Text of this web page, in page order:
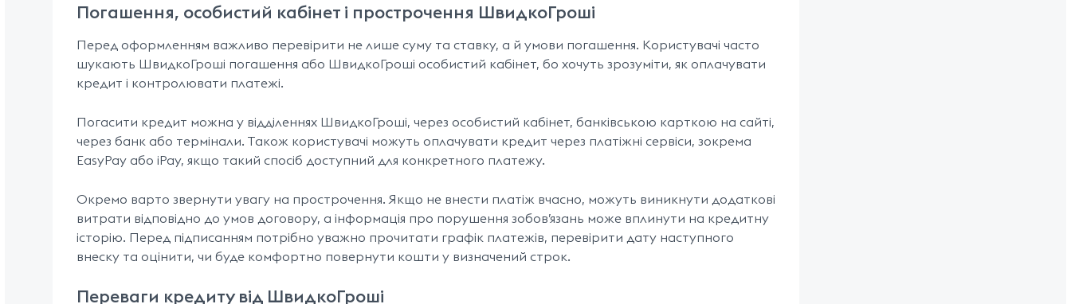
Погашення, особистий кабінет і прострочення ШвидкоГроші
Перед оформленням важливо перевірити не лише суму та ставку, а й умови погашення. Користувачі часто
шукають ШвидкоГроші погашення або ШвидкоГроші особистий кабінет, бо хочуть зрозуміти, як оплачувати
кредит і контролювати платежі.
Погасити кредит можна у відділеннях ШвидкоГроші, через особистий кабінет, банківською карткою на сайті,
через банк або термінали. Також користувачі можуть оплачувати кредит через платіжні сервіси, зокрема
EasyPay або iPay, якщо такий спосіб доступний для конкретного платежу.
Окремо варто звернути увагу на прострочення. Якщо не внести платіж вчасно, можуть виникнути додаткові
витрати відповідно до умов договору, а інформація про порушення зобов’язань може вплинути на кредитну
історію. Перед підписанням потрібно уважно прочитати графік платежів, перевірити дату наступного
внеску та оцінити, чи буде комфортно повернути кошти у визначений строк.
Переваги кредиту від ШвидкоГроші